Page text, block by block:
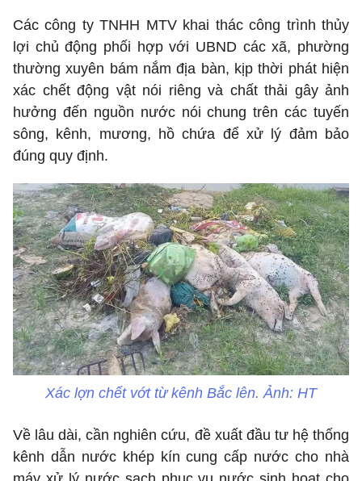
Các công ty TNHH MTV khai thác công trình thủy
lợi chủ động phối hợp với UBND các xã, phường
thường xuyên bám nắm địa bàn, kịp thời phát hiện
xác chết động vật nói riêng và chất thải gây ảnh
hưởng đến nguồn nước nói chung trên các tuyến
sông, kênh, mương, hồ chứa để xử lý đảm bảo
đúng quy định.
Xác lợn chết vớt từ kênh Bắc lên. Ảnh: HT
Về lâu dài, cần nghiên cứu, đề xuất đầu tư hệ thống
kênh dẫn nước khép kín cung cấp nước cho nhà